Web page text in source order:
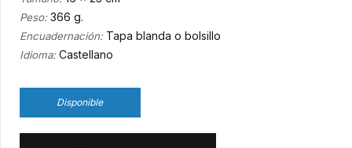
Peso:366 g.
Encuadernación:Tapa blanda o bolsillo
Idioma:Castellano
Disponible